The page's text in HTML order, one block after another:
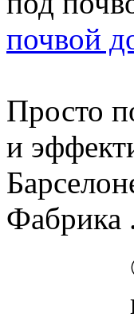
почвой
Просто
и
Фабрика